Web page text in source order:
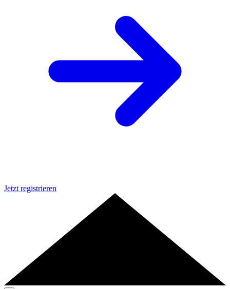
Jetzt registrieren